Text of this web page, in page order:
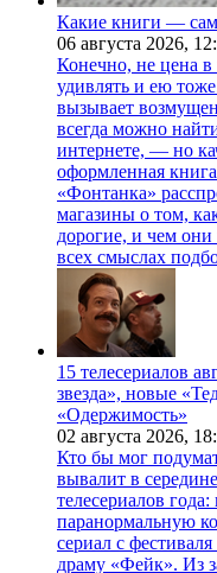
Какие книги —
06 августа 2026,
Конечно, не цена
удивлять и ею
вызывает
всегда можно
интернете, — но
оформленная
«Фонтанка»
магазины о том,
дорогие, и чем они
всех смыслах
15 телесериалов
звезда», новые
«Одержимость»
02 августа 2026,
Кто бы мог
вывалит в
телесериалов
паранормальную
сериал с
драму «Фейк». Из